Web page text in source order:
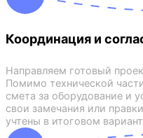
Координация и
Направляем готовый
Помимо технической
смета за оборудование и
свои замечания или
учтены в итоговом